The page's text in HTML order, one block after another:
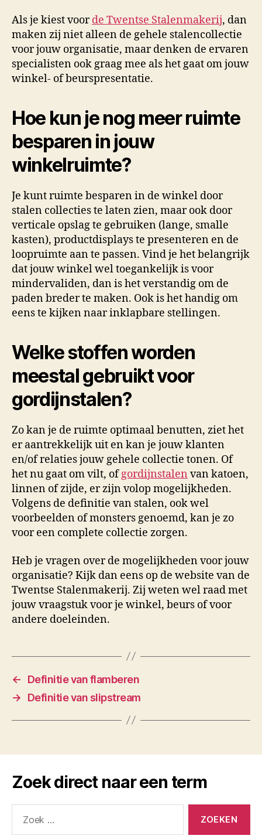
Als je kiest voorde Twentse Stalenmakerij, dan
maken zij niet alleen de gehele stalencollectie
voor jouw organisatie, maar denken de ervaren
specialisten ook graag mee als het gaat om jouw
winkel- of beurspresentatie.
Hoe kun je nog meer ruimte
besparen in jouw
winkelruimte?
Je kunt ruimte besparen in de winkel door
stalen collecties te laten zien, maar ook door
verticale opslag te gebruiken (lange, smalle
kasten), productdisplays te presenteren en de
loopruimte aan te passen. Vind je het belangrijk
dat jouw winkel wel toegankelijk is voor
mindervaliden, dan is het verstandig om de
paden breder te maken. Ook is het handig om
eens te kijken naar inklapbare stellingen.
Welke stoffen worden
meestal gebruikt voor
gordijnstalen?
Zo kan je de ruimte optimaal benutten, ziet het
er aantrekkelijk uit en kan je jouw klanten
en/of relaties jouw gehele collectie tonen. Of
het nu gaat om vilt, ofgordijnstalen van katoen,
linnen of zijde, er zijn volop mogelijkheden.
Volgens de definitie van stalen, ook wel
voorbeelden of monsters genoemd, kan je zo
voor een complete collectie zorgen.
Heb je vragen over de mogelijkheden voor jouw
organisatie? Kijk dan eens op de website van de
Twentse Stalenmakerij. Zij weten wel raad met
jouw vraagstuk voor je winkel, beurs of voor
andere doeleinden.
←
Definitie van flamberen
→
Definitie van slipstream
Zoek direct naar een term
naar: